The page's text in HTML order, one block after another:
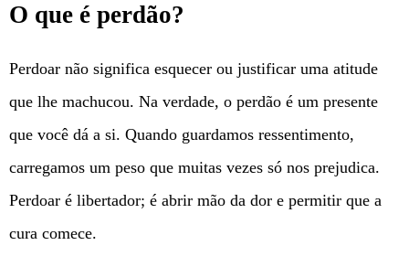
O que é perdão?
Perdoar não significa esquecer ou justificar uma atitude
que lhe machucou. Na verdade, o perdão é um presente
que você dá a si. Quando guardamos ressentimento,
carregamos um peso que muitas vezes só nos prejudica.
Perdoar é libertador; é abrir mão da dor e permitir que a
cura comece.